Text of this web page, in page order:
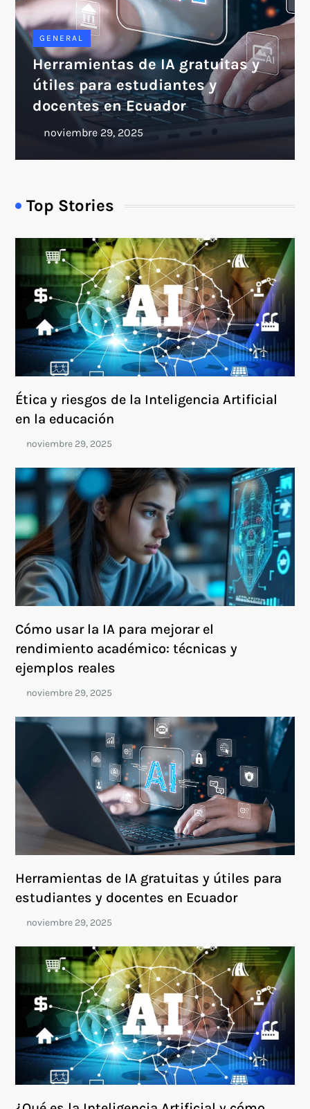
GENERAL
Herramientas de IA gratuitas y
útiles para estudiantes y
docentes en Ecuador
Top Stories
Ética y riesgos de la Inteligencia Artificial
en la educación
Cómo usar la IA para mejorar el
rendimiento académico: técnicas y
ejemplos reales
Herramientas de IA gratuitas y útiles para
estudiantes y docentes en Ecuador